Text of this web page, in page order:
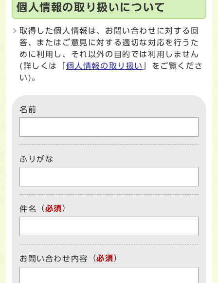
個人情報の取り扱いについて
取得した個人情報は、お問い合わせに対する回
答、またはご意見に対する適切な対応を行うた
めに利用し、それ以外の目的では利用しません
(詳しくは「個人情報の取り扱い
」をご覧くださ
い)。
名前
ふりがな
件名 （必須）
お問い合わせ内容 （必須）